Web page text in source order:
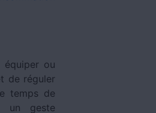
équiper ou
de réguler
temps de
un geste